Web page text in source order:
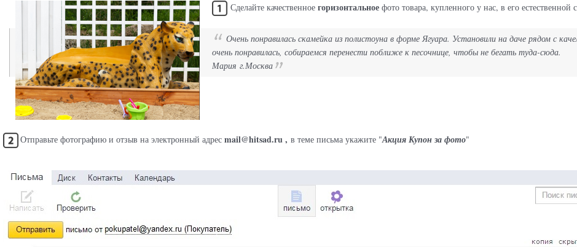
Сделайте качественное горизонтальное фото товара, купленного у нас, в его
Очень понравилась скамейка из полистоуна в форме Ягуара. Установили на даче рядом с
очень понравилась, собираемся перенести поближе к песочнице, чтобы не бегать туда-сюда.
Мария г.Москва
Отправьте фотографию и отзыв на электронный адрес mail@hitsad.ru , в теме письма укажите "Акция Купон за фото"